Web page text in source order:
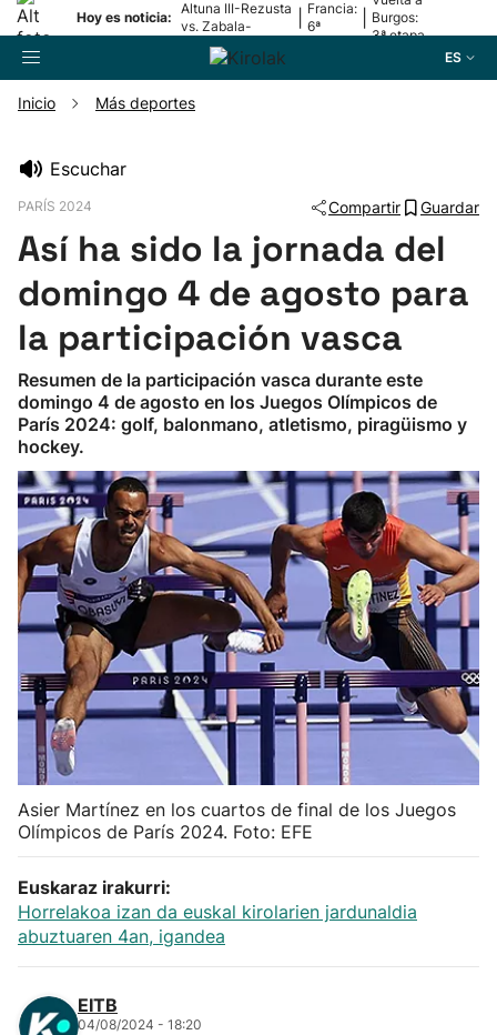
Hoy es noticia:
Altuna III-Rezusta
vs. Zabala-
Zabaleta
Francia:
6ª
Burgos:
3ª etapa
ES
Pelota
Remo
Baloncesto
Ciclismo
Herri-kirolak
Balonmano
Kirolak 360
Atletismo
Carreras de montaña
Más deportes
"Helmuga"
Inicio Más deportes
Escuchar
PARÍS 2024 Compartir Guardar
Así ha sido la jornada del
domingo 4 de agosto para
la participación vasca
Resumen de la participación vasca durante este
domingo 4 de agosto en los Juegos Olímpicos de
París 2024: golf, balonmano, atletismo, piragüismo y
hockey.
Asier Martínez en los cuartos de final de los Juegos
Olímpicos de París 2024. Foto: EFE
Euskaraz irakurri:
Horrelakoa izan da euskal kirolarien jardunaldia
abuztuaren 4an, igandea
EITB
04/08/2024 - 18:20